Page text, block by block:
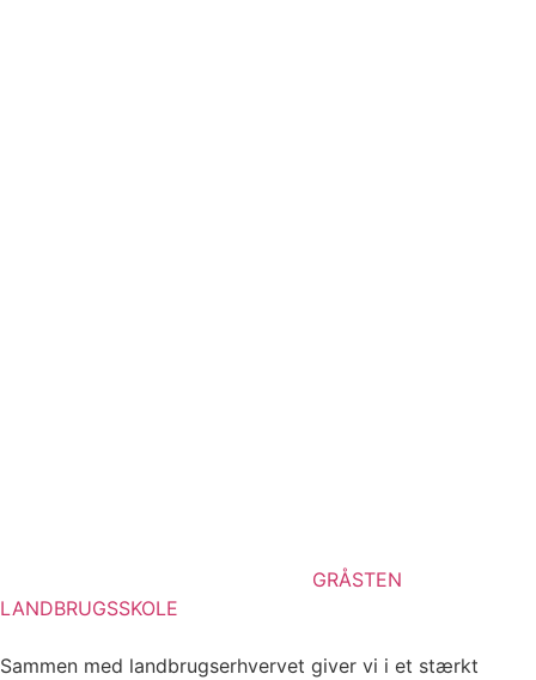
GRÅSTEN
LANDBRUGSSKOLE
Sammen med landbrugserhvervet giver vi i et stærkt